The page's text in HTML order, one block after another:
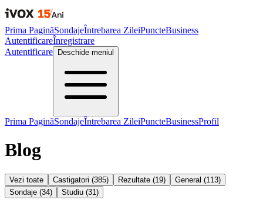
Prima PaginăSondajeÎntrebarea ZileiPuncteBusiness
AutentificareÎnregistrare
Autentificare
Deschide meniul
Prima PaginăSondajeÎntrebarea ZileiPuncteBusinessProfil
Blog
Vezi toate Castigatori (385) Rezultate (19) General (113)
Sondaje (34) Studiu (31 )